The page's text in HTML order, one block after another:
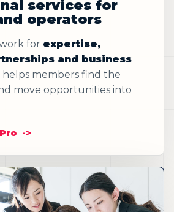
services for
operators
for expertise,
and business
members find the
move opportunities into